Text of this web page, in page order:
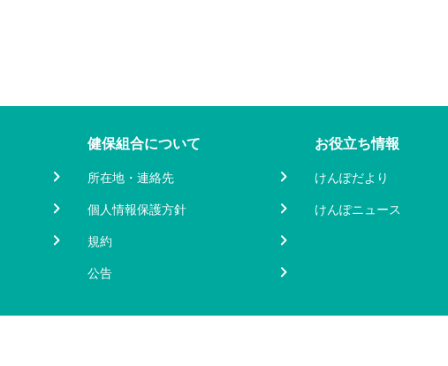
健保組合について
所在地・連絡先
個人情報保護方針
規約
公告
お役立ち情報
けんぽだより
けんぽニュース